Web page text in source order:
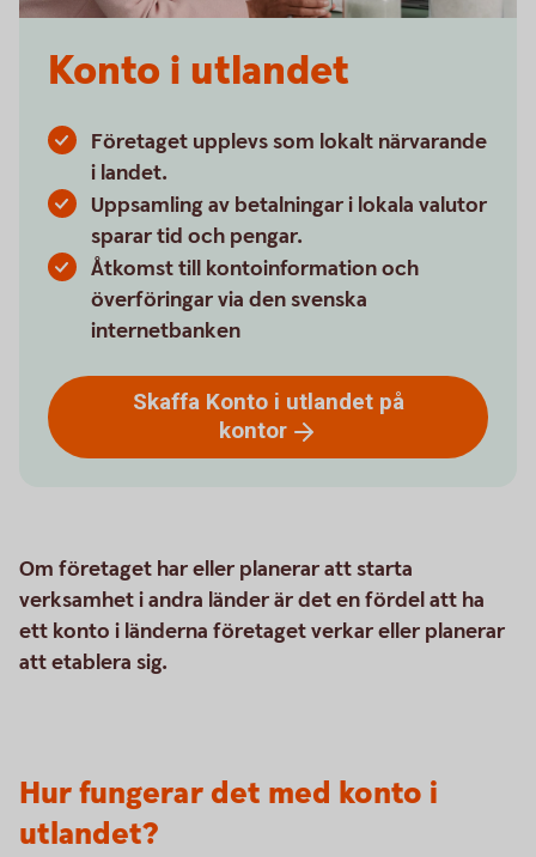
Konto i utlandet
Företaget upplevs som lokalt närvarande
i landet.
Uppsamling av betalningar i lokala valutor
sparar tid och pengar.
Åtkomst till kontoinformation och
överföringar via den svenska
internetbanken
Skaffa Konto i utlandet på
kontor
Om företaget har eller planerar att starta
verksamhet i andra länder är det en fördel att ha
ett konto i länderna företaget verkar eller planerar
att etablera sig.
Hur fungerar det med konto i
utlandet?